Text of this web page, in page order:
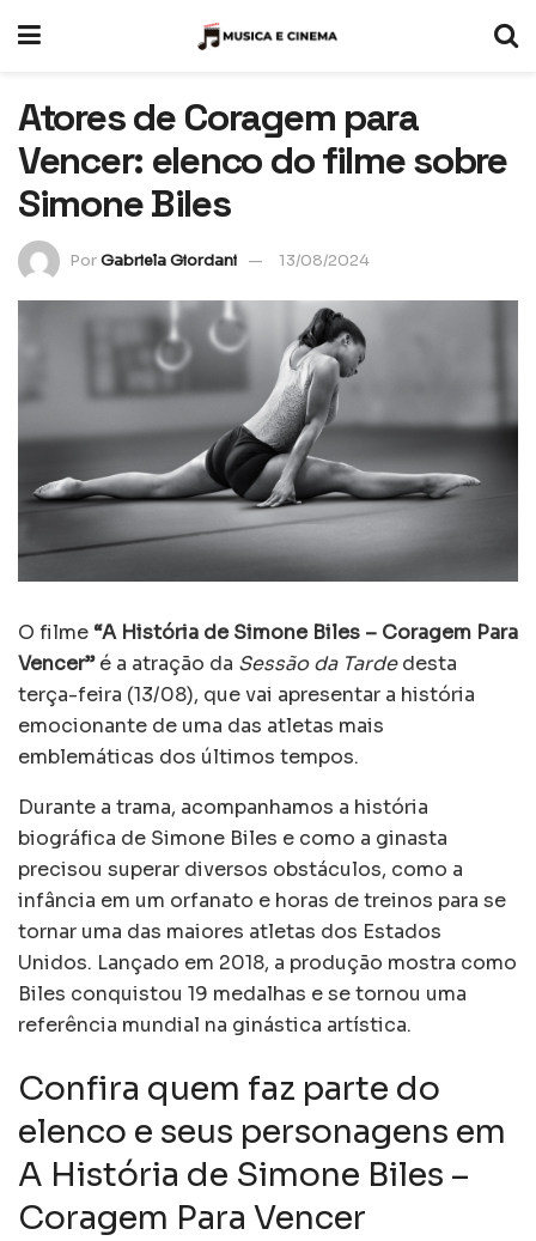
Atores de Coragem para
Vencer: elenco do filme sobre
Simone Biles
PorGabriela Giordani 13/08/2024
O filme “A História de Simone Biles – Coragem Para
Vencer”é a atração da Sessão da Tardedesta
terça-feira (13/08), que vai apresentar a história
emocionante de uma das atletas mais
emblemáticas dos últimos tempos.
Durante a trama, acompanhamos a história
biográfica de Simone Biles e como a ginasta
precisou superar diversos obstáculos, como a
infância em um orfanato e horas de treinos para se
tornar uma das maiores atletas dos Estados
Unidos. Lançado em 2018, a produção mostra como
Biles conquistou 19 medalhas e se tornou uma
referência mundial na ginástica artística.
Confira quem faz parte do
elenco e seus personagens em
A História de Simone Biles –
Coragem Para Vencer